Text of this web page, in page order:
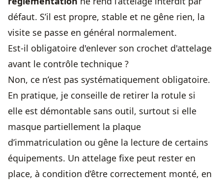
défaut. S’il est propre, stable et ne gêne rien, la
visite se passe en général normalement.
Est-il obligatoire d'enlever son crochet d'attelage
avant le contrôle technique ?
Non, ce n’est pas systématiquement obligatoire.
En pratique, je conseille de retirer la rotule si
elle est démontable sans outil, surtout si elle
masque partiellement la plaque
d’immatriculation ou gêne la lecture de certains
équipements. Un attelage fixe peut rester en
place, à condition d’être correctement monté, en